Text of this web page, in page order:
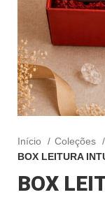
Início Coleções
BOX LEITURA
BOX